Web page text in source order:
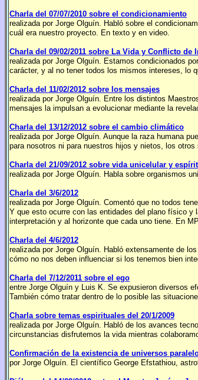
Charla del 07/07/2010 sobre el condicionamiento
realizada por Jorge Olguín. Habló sobre el
cuál era nuestro proyecto. En texto y en video.
Charla del 09/02/2011 sobre La Vida y Conflicto de
realizada por Jorge Olguín. Estamos condicionados
carácter, y al no tener todos los mismos intereses, lo
Charla del 11/02/2012 sobre los mensajes
realizada por Jorge Olguín. Entre los distintos
mensajes la impulsan a evolucionar mediante la
Charla del 13/12/2012 sobre el cambio climático
realizada por Jorge Olguín. Aunque la raza humana
para nosotros ni para nuestros hijos y nietos, los
Charla del 21/09/2012 sobre vida unicelular y
realizada por Jorge Olguín. Habla sobre organismos
Charla del 3/6/2012
realizada por Jorge Olguín. Comentó que no todos
Y que esto ocurre con las entidades del plano físico y
interpretación y al horizonte que cada uno tiene. En
Charla del 4/6/2012
realizada por Jorge Olguín. Habló extensamente de
cómo no nos deben influenciar si los tenemos bien
Charla del 7/12/2011 sobre el ego
entre Jorge Olguín y Luis K. Se expusieron diversos
También cómo tratar dentro de lo posible las
Charla sobre temas espirituales del 20/1/2009
realizada por Jorge Olguín. Habló de los avances
circunstancias disfrutemos la vida mientras
Confirmación de la existencia de universos
por Jorge Olguín. El científico George Efstathiou,